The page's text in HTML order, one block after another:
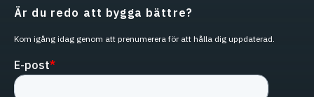
Är du redo att bygga bättre?
Kom igång idag genom att prenumerera för att hålla dig uppdaterad.